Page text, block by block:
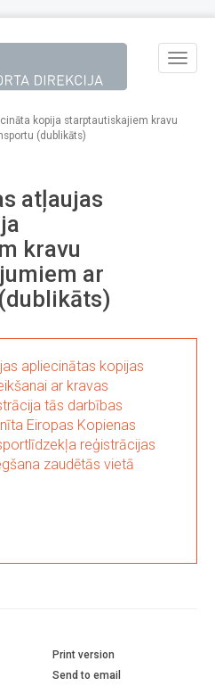
Toggle
kopija starptautiskajiem kravu
(dublikāts)
atļaujas
kravu
ar
apliecinātas kopijas
ar kravas
tās darbības
Eiropas Kopienas
reģistrācijas
zaudētās vietā
Print version
Send to email